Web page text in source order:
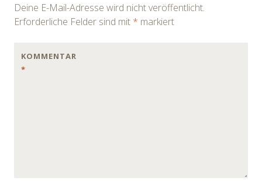
Deine E-Mail-Adresse wird nicht veröffentlicht.
Erforderliche Felder sind mit * markiert
KOMMENTAR
*